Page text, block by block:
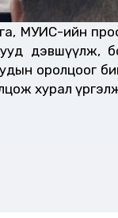
МУИС-ийн
дэвшүүлж,
оролцоог
хурал